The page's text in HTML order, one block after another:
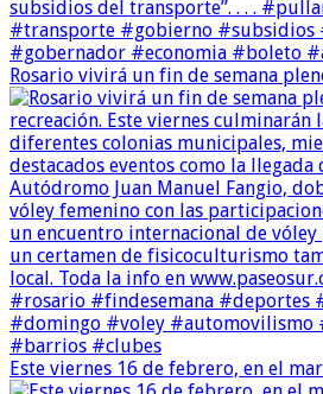
Rosario vivirá un fin de semana
Este viernes 16 de febrero, en el